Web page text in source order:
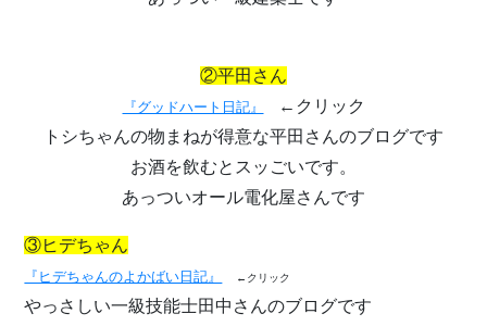
②平田さん
『グッドハート日記』
←クリック
トシちゃんの物まねが得意な平田さんのブログです
お酒を飲むとスッごいです。
あっついオール電化屋さんです
③ヒデちゃん
『ヒデちゃんのよかばい日記』 ←クリック
やっさしい一級技能士田中さんのブログです